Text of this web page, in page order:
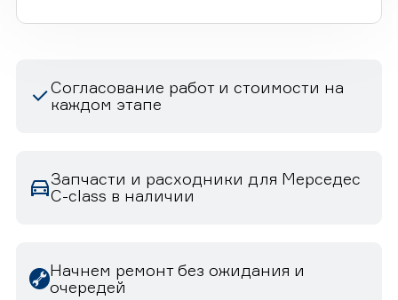
Согласование работ и стоимости на
каждом этапе
Запчасти и расходники для Мерседес
C-class в наличии
Начнем ремонт без ожидания и
очередей